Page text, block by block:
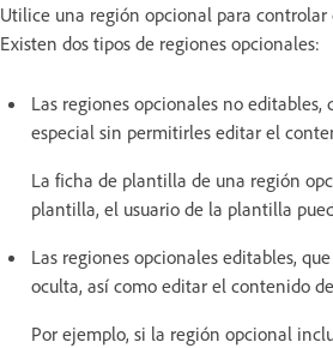
Utilice una región opcional para
Existen dos tipos de regiones opcionales:
Las regiones opcionales no
especial sin permitirles editar el
La ficha de plantilla de una región
plantilla, el usuario de la plantilla
Las regiones opcionales editables,
oculta, así como editar el contenido
Por ejemplo, si la región opcional